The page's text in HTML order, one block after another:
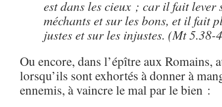
est dans les cieux ; car il fait lever
méchants et sur les bons, et il fait
justes et sur les injustes. (Mt 5.38-
Ou encore, dans l’épître aux Romains,
lorsqu’ils sont exhortés à donner à
ennemis, à vaincre le mal par le bien :